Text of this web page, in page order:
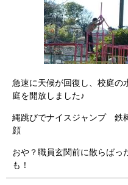
急速に天候が回復し、校庭の
庭を開放しました♪
縄跳びでナイスジャンプ 鉄
顔
おや？職員玄関前に散らばっ
も！